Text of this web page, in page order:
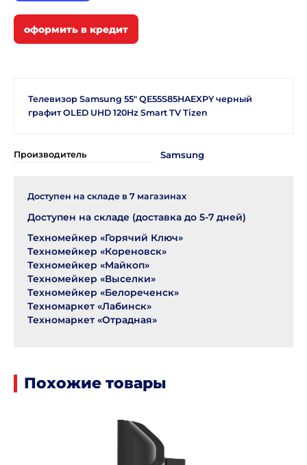
Телевизор Samsung 55" QE55S85HAEXPY черный
графит OLED UHD 120Hz Smart TV Tizen
Производитель Samsung
Доступен на складе в 7 магазинах
Доступен на складе (доставка до 5-7 дней)
Техномейкер «Горячий Ключ»
Техномейкер «Кореновск»
Техномейкер «Майкоп»
Техномейкер «Выселки»
Техномейкер «Белореченск»
Техномаркет «Лабинск»
Техномаркет «Отрадная»
Похожие товары